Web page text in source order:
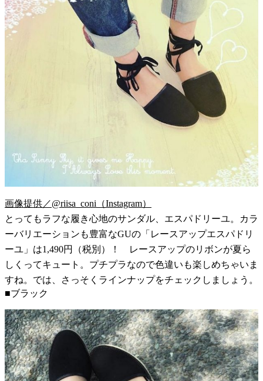
画像提供／@riisa_coni（Instagram）
とってもラフな履き心地のサンダル、エスパドリーユ。カラ
ーバリエーションも豊富なGUの「レースアップエスパドリ
ーユ」は1,490円（税別）！ レースアップのリボンが夏ら
しくってキュート。プチプラなので色違いも楽しめちゃいま
すね。では、さっそくラインナップをチェックしましょう。
■ブラック